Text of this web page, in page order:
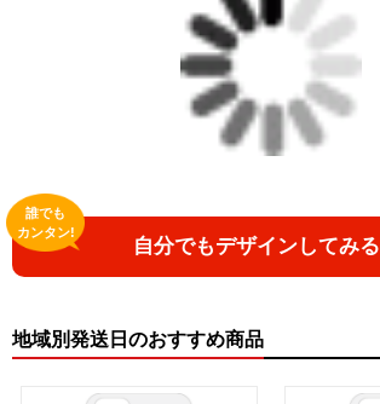
自分でもデザインしてみる
誰でも
カンタン!
地域別発送日のおすすめ商品